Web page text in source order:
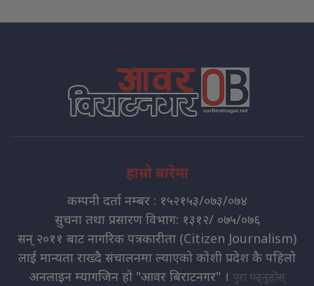
हाम्रो बारेमा
कम्पनी दर्ता नम्बर : १५२१५३/०७३/०७४
सुचना तथा प्रसारण विभाग: १३१२/ ०७५/०७६
सन् २०११ बाट नागरिक पत्रकारीता (Citizen Journalism)
लाई मान्यता राख्दै संचालनमा ल्याएको कोशी प्रदेश कै पहिलो
अनलाइन म्यागजिन हो "आवर बिराटनगर" । पुरा पढ्नुहोस्